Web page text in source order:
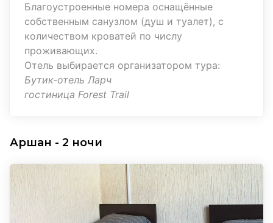
Благоустроенные номера оснащённые
собственным санузлом (душ и туалет), с
количеством кроватей по числу
проживающих.
Отель выбирается организатором тура:
Бутик-отель Ларч
гостиница Forest Trail
Аршан - 2 ночи